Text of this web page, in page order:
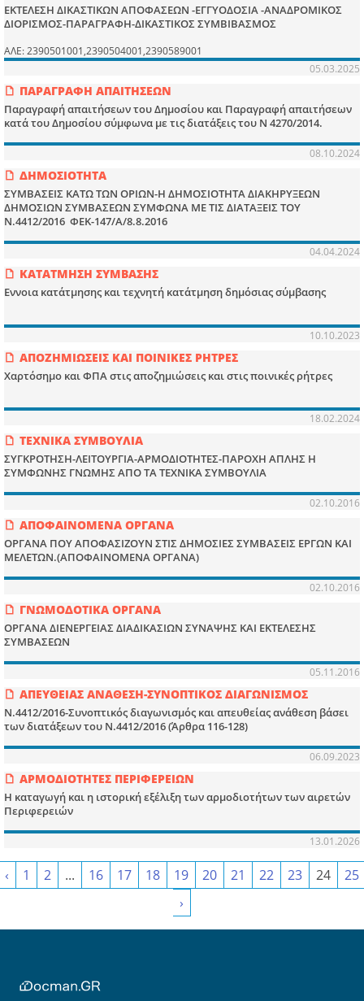
ΕΚΤΕΛΕΣΗ ΔΙΚΑΣΤΙΚΩΝ ΑΠΟΦΑΣΕΩΝ -ΕΓΓΥΟΔΟΣΙΑ -ΑΝΑΔΡΟΜΙΚΟΣ
ΔΙΟΡΙΣΜΟΣ-ΠΑΡΑΓΡΑΦΗ-ΔΙΚΑΣΤΙΚΟΣ ΣΥΜΒΙΒΑΣΜΟΣ
ΑΛΕ: 2390501001,2390504001,2390589001
05.03.2025
ΠΑΡΑΓΡΑΦΗ ΑΠΑΙΤΗΣΕΩΝ
Παραγραφή απαιτήσεων του Δημοσίου και Παραγραφή απαιτήσεων
κατά του Δημοσίου σύμφωνα με τις διατάξεις του Ν 4270/2014.
08.10.2024
ΔΗΜΟΣΙΟΤΗΤΑ
ΣΥΜΒΑΣΕΙΣ ΚΑΤΩ ΤΩΝ ΟΡΙΩΝ-Η ΔΗΜΟΣΙΟΤΗΤΑ ΔΙΑΚΗΡΥΞΕΩΝ
ΔΗΜΟΣΙΩΝ ΣΥΜΒΑΣΕΩΝ ΣΥΜΦΩΝΑ ΜΕ ΤΙΣ ΔΙΑΤΑΞΕΙΣ ΤΟΥ
Ν.4412/2016 ΦΕΚ-147/Α/8.8.2016
04.04.2024
ΚΑΤΑΤΜΗΣΗ ΣΥΜΒΑΣΗΣ
Εννοια κατάτμησης και τεχνητή κατάτμηση δημόσιας σύμβασης
10.10.2023
ΑΠΟΖΗΜΙΩΣΕΙΣ ΚΑΙ ΠΟΙΝΙΚΕΣ ΡΗΤΡΕΣ
Χαρτόσημο και ΦΠΑ στις αποζημιώσεις και στις ποινικές ρήτρες
18.02.2024
ΤΕΧΝΙΚΑ ΣΥΜΒΟΥΛΙΑ
ΣΥΓΚΡΟΤΗΣΗ-ΛΕΙΤΟΥΡΓΙΑ-ΑΡΜΟΔΙΟΤΗΤΕΣ-ΠΑΡΟΧΗ ΑΠΛΗΣ Η
ΣΥΜΦΩΝΗΣ ΓΝΩΜΗΣ ΑΠΟ ΤΑ ΤΕΧΝΙΚΑ ΣΥΜΒΟΥΛΙΑ
02.10.2016
ΑΠΟΦΑΙΝΟΜΕΝΑ ΟΡΓΑΝΑ
ΟΡΓΑΝΑ ΠΟΥ ΑΠΟΦΑΣΙΖΟΥΝ ΣΤΙΣ ΔΗΜΟΣΙΕΣ ΣΥΜΒΑΣΕΙΣ ΕΡΓΩΝ ΚΑΙ
ΜΕΛΕΤΩΝ.(ΑΠΟΦΑΙΝΟΜΕΝΑ ΟΡΓΑΝΑ)
02.10.2016
ΓΝΩΜΟΔΟΤΙΚΑ ΟΡΓΑΝΑ
ΟΡΓΑΝΑ ΔΙΕΝΕΡΓΕΙΑΣ ΔΙΑΔΙΚΑΣΙΩΝ ΣΥΝΑΨΗΣ ΚΑΙ ΕΚΤΕΛΕΣΗΣ
ΣΥΜΒΑΣΕΩΝ
05.11.2016
ΑΠΕΥΘΕΙΑΣ ΑΝΑΘΕΣΗ-ΣΥΝΟΠΤΙΚΟΣ ΔΙΑΓΩΝΙΣΜΟΣ
Ν.4412/2016-Συνοπτικός διαγωνισμός και απευθείας ανάθεση βάσει
των διατάξεων του Ν.4412/2016 (Άρθρα 116-128)
06.09.2023
ΑΡΜΟΔΙΟΤΗΤΕΣ ΠΕΡΙΦΕΡΕΙΩΝ
Η καταγωγή και η ιστορική εξέλιξη των αρμοδιοτήτων των αιρετών
Περιφερειών
13.01.2026
‹ 1 2 ... 16 17 18 19 20 21 22 23 24
25
›